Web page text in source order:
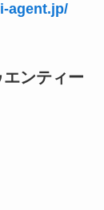
agent.jp/
ンティー